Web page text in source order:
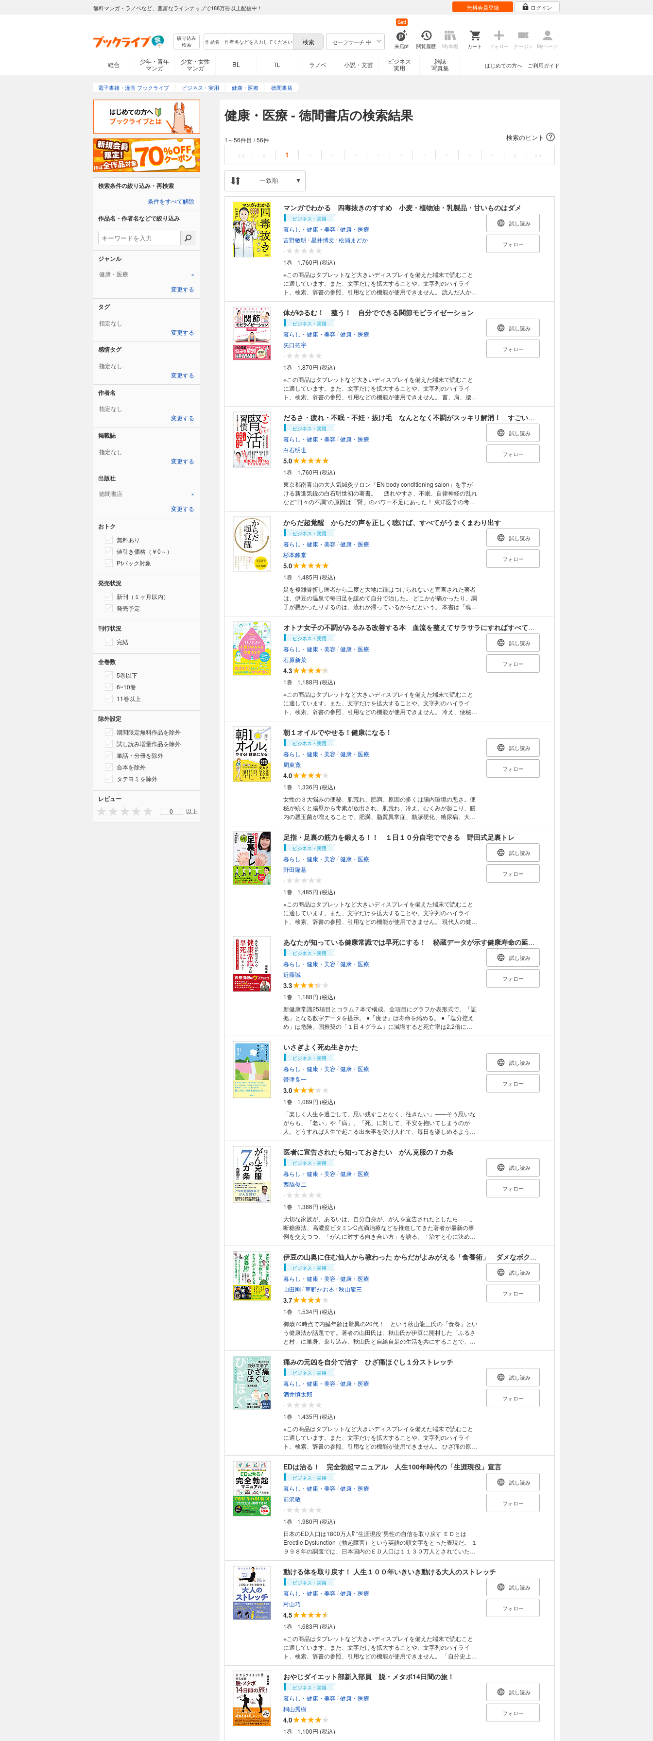
無料マンガ・ラノベなど、豊富なラインナップで188万冊以上配信中！ 無料会員登録 ログイン
絞り込み
検索
セーフサーチ 中
来店pt
Get!
閲覧履歴 My本棚 カート フォロー クーポン Myページ
総合
少年・青年
マンガ
少女・女性
マンガ
BL TL ラノベ 小説・文芸
ビジネス
実用
雑誌
写真集
ご利用ガイド
はじめての方へ
電子書籍・漫画 ブックライブ ビジネス・実用 健康・医療 徳間書店
健康・医療 - 徳間書店の検索結果
検索のヒント
1～56件目 /56件
<< < 1 ・ ・ ・ ・ ・ ・ ・ ・ ・ > >>
一致順
マンガでわかる 四毒抜きのすすめ 小麦・植物油・乳製品・甘いものはダメ
ビジネス・実用
暮らし・健康・美容/健康・医療
吉野敏明 /星井博文 /松浦まどか
-
1巻
1,760円 (税込)
※この商品はタブレットなど大きいディスプレイを備えた端末で読むこと
に適しています。また、文字だけを拡大することや、文字列のハイライ
ト、検索、辞書の参照、引用などの機能が使用できません。 読んだ人から
「体が変わった」と声が続出！ 「9か月で13kg減量」 「ドライアイが改善
した」 「血圧が下がった！」 「腰痛・肩凝りがなくなった！」 現代人の
食卓に当たり前のように並ぶ小麦・植物油・乳製品・甘いもの——じつは
この4つが、免疫の乱れや血管の劣化、脳への悪影響を引き起こしている
としたら？ YouTubeフォロワー50万人超・吉野敏明先生のベストセラー
「四毒抜きのすすめ」を、マンガで楽しくわかりやすく解説。読み終えた
その日から、すぐ実践できます！
試し読み
フォロー
体がゆるむ！ 整う！ 自分でできる関節モビライゼーション
ビジネス・実用
暮らし・健康・美容/健康・医療
矢口拓宇
-
1巻
1,870円 (税込)
※この商品はタブレットなど大きいディスプレイを備えた端末で読むこと
に適しています。また、文字だけを拡大することや、文字列のハイライ
ト、検索、辞書の参照、引用などの機能が使用できません。 首、肩、腰、
膝の痛み、倦怠感などで、ストレッチやマッサージをしてもなかなか改善
しない人。あるいは治ったと思ってもすぐに元通り、という人。実は、そ
の根本原因はカラダの関節にあります。関節を整えずにいくらマッサージ
やストレッチをしても根治しません。本書では、カリスマ理学療法士の著
者が、関節モビライゼーションという専門的な治療法を、自分一人でもで
きるようにアレンジして紹介。自分の悩みに関係する関節を整えていきま
す。また、ミスコンの講師として活躍する著者による美容と関節の関係の
解説、小顔、バストアップ、ヒップアップなど美容に役立つ関節リセット
法もお教えします。
試し読み
フォロー
だるさ・疲れ・不眠・不妊・抜け毛 なんとなく不調がスッキリ解消！ すごい腎活習慣
ビジネス・実用
暮らし・健康・美容/健康・医療
白石明世
5.0
1巻
1,760円 (税込)
東京都南青山の大人気鍼灸サロン「EN body conditioning salon」を手が
ける新進気鋭の白石明世初の著書。 疲れやすさ、不眠、自律神経の乱れ
など“日々の不調”の原因は「腎」のパワー不足にあった！ 東洋医学の考え
方を日常に取り入れ、腎のパワーを上げれば、元気にやる気も上がり、
「だるおも」不調が解消、しんどい毎日がラクになる！ なんとなく不
調、まとめてケア！ スッキリしない不調をスルッと解決！ ストレスフ
ルかつポジティブに生まれ変わることができる！ また、「気のせいでは
なかった 昔からの経験則」「人気マンガで紐解く五行の話」「運気を動
かしたいなら、とりあえず踊ってみる」「身体のインフラ──東洋医学の
『気』『血』『水』」などやや小難しいイメージの東洋医学をゆる～く楽
しく解説。 読むだけでも、心がほんわか穏やかになる不思議な一冊！
【本書の構成】 はじめに カチカチだった私が、東洋医学に出会うまで
第１章 知るだけで不調がゆるむ！？ ゆる東洋医学のすすめ 第２章
「腎」が整うと人生が変わる！――「腎力」をセルフチェック 第３章 腎
力セルフケア――頭髪編 第４章 腎力セルフケア――睡眠編 第５章 腎
力セルフケア――妊活・加齢・不定愁訴編 第６章 １日５分 腎を整える
「腎トレ」
試し読み
フォロー
からだ超覚醒 からだの声を正しく聴けば、すべてがうまくまわり出す
ビジネス・実用
暮らし・健康・美容/健康・医療
杉本錬堂
5.0
1巻
1,485円 (税込)
足を複雑骨折し医者から二度と大地に踵はつけられないと宣言された著者
は、伊豆の温泉で毎日足を緩めて自分で治した。 どこかが痛かったり、調
子が悪かったりするのは、流れが滞っているからだという。 本書は「魂の
計画通り生きること」「自分のからだを自分でケアすること」「宇宙と調
和して生きること」でからだはもちろん、運気さえも整うという杉本流生
き方を解き明かす。 ワンドロップ・プロジェクトの清水浦安氏との超スペ
シャル対談も掲載。
試し読み
フォロー
オトナ女子の不調がみるみる改善する本 血流を整えてサラサラにすればすべて解決！
ビジネス・実用
暮らし・健康・美容/健康・医療
石原新菜
4.3
1巻
1,188円 (税込)
※この商品はタブレットなど大きいディスプレイを備えた端末で読むこと
に適しています。また、文字だけを拡大することや、文字列のハイライ
ト、検索、辞書の参照、引用などの機能が使用できません。 冷え、便秘、
肩こり、むくみ、くすみ……といった、女性の不調の９割は、血流や血
管、リンパが密接に関係していると言われてます。また、最近の研究で
は、ある一部の血管が慢性的な痛みにも関わっていることがわかってきま
した。そこで、この本では、女性の不調を治すための血流増やしのメソッ
ドを見開き単位で紹介。「９０％の不調」を一気に改善させます！
試し読み
フォロー
朝１オイルでやせる！健康になる！
ビジネス・実用
暮らし・健康・美容/健康・医療
周東寛
4.0
1巻
1,336円 (税込)
女性の３大悩みの便秘、肌荒れ、肥満。原因の多くは腸内環境の悪さ。便
秘が続くと腸壁から毒素が放出され、肌荒れ、冷え、むくみが起こり、腸
内の悪玉菌が増えることで、肥満、脂質異常症、動脈硬化、糖尿病、大腸
がんなどのリスクが高まります。そんなベトベトに汚れた腸内やドロドロ
の血液を、朝１杯のよい油（亜麻仁油、荏胡麻油、オリーブオイル、胡麻
油）でキレイにしましょう！蓄積されたカラダの汚れをたった２週間でス
ルリとリセットできます！ 医師が進める医学の新常識！
試し読み
フォロー
足指・足裏の筋力を鍛える！！ １日１０分自宅でできる 野田式足裏トレ
ビジネス・実用
暮らし・健康・美容/健康・医療
野田隆基
-
1巻
1,485円 (税込)
※この商品はタブレットなど大きいディスプレイを備えた端末で読むこと
に適しています。また、文字だけを拡大することや、文字列のハイライ
ト、検索、辞書の参照、引用などの機能が使用できません。 現代人の健康
問題は足裏が原因だった！ 現代人の多くは指を浮かすことが多く、浮き指
になりやすく、足指でつかむことができない状態に陥っており、足の本来
の機能は低下してしまっている。 この足部のアライメント（バランス）の
崩れや変形、筋力の低下が、膝痛や腰痛、肩こりをはじめ、呼吸機能低
下、免疫力低下などの要因となっている。 本書は足裏に特化したトレーニ
ング本である。足裏の役割や構造、足裏を鍛えると健康になるメカニズ
ム、足のむくみの改善方法、外反母趾などの足の病気なども解説する。
【本書の内容】 Part１ 足裏は健康のバロメーター 足裏と足部の役割 足
裏の構造を知る 骨格／指／アーチ／足底腱膜／筋肉 足裏と姿勢の関係
足裏の体重比率 Column かかとがガサガサになる理由 Part２ 自分の足
の健康度を知る 健康寿命と足寿命の関係 健康の秘訣は足裏にあり！ 疲れ
やすい足の特徴 足指のゆがみを軽んじてはいけない 自身の足の特徴を知
る 足指、かかと、アーチ／足首／バランステスト 「内捻り型」「外捻り
型」 「内捻り型」「外捻り型」チェックテスト Column 足裏が使えない
と太る Part３ 足裏と体全体を連動させる 実践！足裏トレ初級編 足裏ト
レが効く理由 足裏トレの留意点 足底ボールころがし／足指ぐるぐる・足
指伸ばし／足指にぎり／足指つかみ／タオルつかみとタオル寄せ／アンク
ルサークル／アンクルニーサークル／アンクルニーヒップサークル／アン
クルチェーン／促通テーピング Column 腓骨筋と後脛骨筋のトラブル多
片足トライアングル／カーフレイズ／母趾スクワット・４趾スクワット／
足指スクワット／足指足踏み／内側アーチスクワット Column なぜ、足
裏トレが全身鍛えることにつながるのか？ Part５ 道具を使った足裏トレ
ーニング ボールプッシュ／タオル一本下駄／一本下駄＆一本歯シューズ／
ボードウォーキング＆ローテーション／足関節モビライゼーション
Column 外反母趾と内反小趾 Part6 足裏トレと連動するスイッチストレ
ッチ＆トレーニング 横座り／横リーチ／お尻まわし／肩まわし／お尻歩き
／フロントランジローテーション／ゆりかご＆ゆりかごローション
Column 腰痛と足裏の関係 Part7 筋膜をほぐして血行と神経を改善す
る 足裏ケア 野田式スイッチリリースとは？ スイッチリリースのやり方
スイッチリリース 足部スイッチリリース 足裏／ふくらはぎ／太もも／お
試し読み
フォロー
あなたが知っている健康常識では早死にする！ 秘蔵データが示す健康寿命の延ばし方
ビジネス・実用
暮らし・健康・美容/健康・医療
近藤誠
3.3
1巻
1,188円 (税込)
新健康常識25項目とコラム７本で構成。全項目にグラフか表形式で、「証
拠」となる数字データを提示。 ●「痩せ」は寿命を縮める。 ●「塩分控え
め」は危険。国推奨の「１日４グラム」に減塩すると死亡率は2.2倍に。 ●
薬で血圧を下げると早死にする。 ●「コレステロール値」は高いほど長生
きできる。 その他、「ワクチンは打つな」「人間ドックの害」など。
試し読み
フォロー
いさぎよく死ぬ生きかた
ビジネス・実用
暮らし・健康・美容/健康・医療
帯津良一
3.0
1巻
1,089円 (税込)
「楽しく人生を過ごして、思い残すことなく、往きたい」――そう思いな
がらも、「老い」や「病」、「死」に対して、不安を抱いてしまうのが
人。どうすれば人生で起こる出来事を受け入れて、毎日を楽しめるように
なるのか？ やがて訪れる最期に向けて、今やるべきこととは？ 医師と
してがん治療の現場で55年、人の「生き死に」に向き合ってきた81歳の元
「神の手」の著者が、「死ぬ瞬間が少しだけ楽しみになる」生き方の極意
を伝授！
試し読み
フォロー
医者に宣告されたら知っておきたい がん克服の７カ条
ビジネス・実用
暮らし・健康・美容/健康・医療
西脇俊二
-
1巻
1,386円 (税込)
大切な家族が、あるいは、自分自身が、がんを宣告されたとしたら……。
断糖療法、高濃度ビタミンC点滴治療などを推進してきた著者が最新の事
例を交えつつ、「がんに対する向き合い方」を語る。「治すと心に決め
る」「糖を抜く」「消化力を上げる」など、7つの意識改革でがんを倒す
ための方法論を開陳。また抗がん剤の量が通常の10分の1で済むIPT抗がん
剤治療などの最新情報を語る。標準医療を肯定しつつ、代替医療のあり方
を探るがん克服の書。
試し読み
フォロー
伊豆の山奥に住む仙人から教わった からだがよみがえる「食養術」 ダメなボクのからだを変えた 秋山先生の食養ごはん
ビジネス・実用
暮らし・健康・美容/健康・医療
山田剛/草野かおる /秋山龍三
3.7
1巻
1,534円 (税込)
御歳70時点で内臓年齢は驚異の20代！ という秋山龍三氏の「食養」とい
う健康法が話題です。著者の山田氏は、秋山氏が伊豆に開村した「ふるさ
と村」に単身、乗り込み、秋山氏と自給自足の生活を共にすることで、食
養の真髄を受け継ぎました。アラフィフ男性に典型的な夜更かし、偏食、
残業過多、ストレス過多で万年絶不調だった自身の日常から、食養によっ
て脱することができた体験を、草野かおる氏の４コマ漫画と共に判りやす
く解説します。
試し読み
フォロー
痛みの元凶を自分で治す ひざ痛ほぐし１分ストレッチ
ビジネス・実用
暮らし・健康・美容/健康・医療
酒井慎太郎
-
1巻
1,435円 (税込)
※この商品はタブレットなど大きいディスプレイを備えた端末で読むこと
に適しています。また、文字だけを拡大することや、文字列のハイライ
ト、検索、辞書の参照、引用などの機能が使用できません。 ひざ痛の原因
の大半は変形性膝関節症とされているが、その常識はもう古い。実は「太
もも前面?ひざ上を通る筋肉（腱）」「主にひざ下の奥にある脂肪組織
（＝膝蓋下脂肪体）」がその原因だ。本書は変形性膝関節症だけでなく、
その新たな原因にアプローチ。ひざ痛解消に効くストレッチを紹介。所用
時間はそれぞれ約１分。セルフケア可能で道具も「ひも」と「テニスボー
ル」だけあればOK。ひざ痛に悩む老若男女を救う著者メソッドの最新か
つ決定版！
試し読み
フォロー
EDは治る！ 完全勃起マニュアル 人生100年時代の「生涯現役」宣言
ビジネス・実用
暮らし・健康・美容/健康・医療
前沢敬
-
1巻
1,980円 (税込)
日本のED人口は1800万人⁉ “生涯現役”男性の自信を取り戻す ＥＤとは
Erectile Dysfunction（勃起障害）という英語の頭文字をとった表現だ。 １
９９８年の調査では、日本国内のＥＤ人口は１１３０万人とされていた。
この年の男性の総数は約６１５０万人だったから、 ０歳から１０５歳くら
いまでの男性の約18％がEDだったことになる。 それを現在に置き換える
と、１８００万人と推定される。 なぜ、これほど多くの人がＥＤになって
しまったのか？ ＥＤは成熟した社会における現代病といえるが、はたして
ＥＤは病気なのだろうか？ 【本書の内容】 プロローグ ＥＤは本当に病
気なのか？ 第1章 あなただけではない！ 日本のＥＤ人口と性生活事情
第２章 人体の不思議 勃起のメカニズム 第３章 なぜ勃たぬ！ ＥＤが
起きる原因と治療 第４章 ＥＤなんか怖くない ＥＤ治療薬の劇的な服用
法 第５章 なぜ、人はエッチを求めるのか？ エッチの文化人類学 第６
章 性的衝動を科学する 男女の性意識の違い
試し読み
フォロー
動ける体を取り戻す！ 人生１００年いきいき動ける大人のストレッチ
ビジネス・実用
暮らし・健康・美容/健康・医療
村山巧
4.5
1巻
1,683円 (税込)
※この商品はタブレットなど大きいディスプレイを備えた端末で読むこと
に適しています。また、文字だけを拡大することや、文字列のハイライ
ト、検索、辞書の参照、引用などの機能が使用できません。 「自分史上最
高の柔軟性が手に入るストレッチ」が15万部のベストセラーとなった著者
が、新たに提案する「大人のためのストレッチ」。独自の「トップギアス
トレッチ理論」で、50代以上の「最近、年齢を感じるようになった」「平
坦な道でつまづく」「散歩していたら転びそうになった」「立ち上がると
き『よっこらしょ』と声が出るようになった」「シャツに袖を通すとき肩
が痛い」など体の悩みを、シチュエーション別に豊富なイラストで解決す
る。
試し読み
フォロー
おやじダイエット部新入部員 脱・メタボ14日間の旅！
ビジネス・実用
暮らし・健康・美容/健康・医療
桐山秀樹
4.0
1巻
1,100円 (税込)
試し読み
フォロー
検索条件の絞り込み・再検索
条件をすべて解除
作品名・作者名などで絞り込み
ジャンル
健康・医療 ×
変更する
タグ
指定なし
変更する
感情タグ
指定なし
変更する
作者名
指定なし
変更する
掲載誌
指定なし
変更する
出版社
徳間書店 ×
変更する
おトク
無料あり
値引き価格（￥0～）
Ptバック対象
発売状況
新刊（１ヶ月以内）
発売予定
刊行状況
完結
全巻数
5巻以下
6~10巻
11巻以上
除外設定
期間限定無料作品を除外
試し読み増量作品を除外
単話・分冊を除外
合本を除外
タテヨミを除外
レビュー
0 以上